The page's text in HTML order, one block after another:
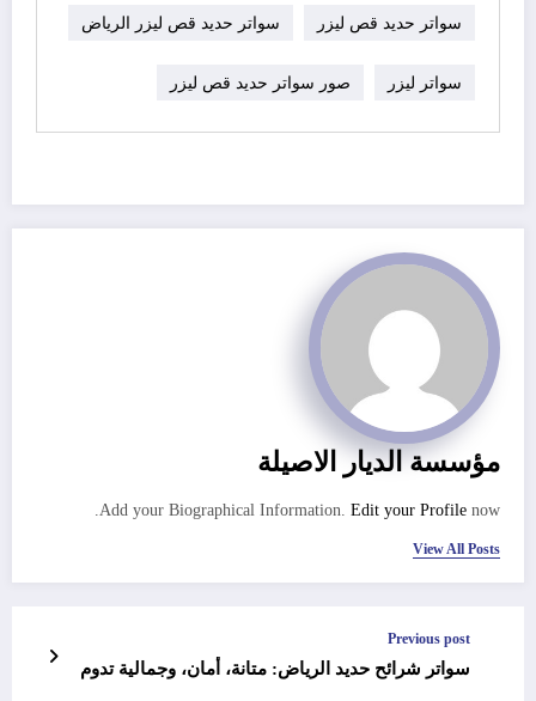
سواتر حديد قص ليزر سواتر حديد قص ليزر الرياض
سواتر ليزر صور سواتر حديد قص ليزر
مؤسسة الديار الاصيلة
Add your Biographical Information. Edit your Profile now.
View All Posts
Previous post
سواتر شرائح حديد الرياض: متانة، أمان، وجمالية تدوم